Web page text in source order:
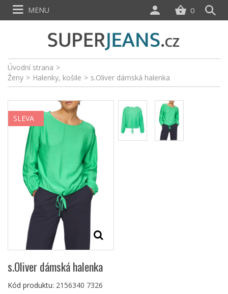
Úvodní strana >
Ženy > Halenky, košile > s.Oliver dámská halenka
SLEVA
s.Oliver dámská halenka
Kód produktu: 2156340 7326
0
MENU